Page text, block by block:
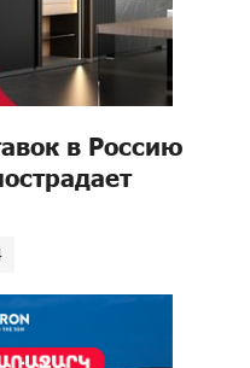
в Россию